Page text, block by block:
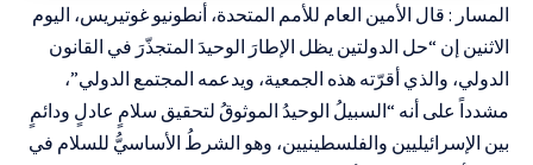
المسار : قال الأمين العام للأمم المتحدة، أنطونيو غوتيريس، اليوم
الاثنين إن “حل الدولتين يظل الإطارَ الوحيدَ المتجذّرَ في القانون
الدولي، والذي أقرّته هذه الجمعية، ويدعمه المجتمع الدولي”،
مشدداً على أنه “السبيلُ الوحيدُ الموثوقُ لتحقيق سلامٍ عادلٍ ودائمٍ
بين الإسرائيليين والفلسطينيين، وهو الشرطُ الأساسيُّ للسلام في